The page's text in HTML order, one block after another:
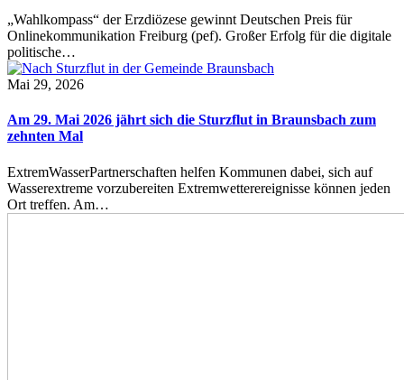
„Wahlkompass“ der Erzdiözese gewinnt Deutschen Preis für
Onlinekommunikation Freiburg (pef). Großer Erfolg für die digitale
politische…
Mai 29, 2026
Am 29. Mai 2026 jährt sich die Sturzflut in Braunsbach zum
zehnten Mal
ExtremWasserPartnerschaften helfen Kommunen dabei, sich auf
Wasserextreme vorzubereiten Extremwetterereignisse können jeden
Ort treffen. Am…